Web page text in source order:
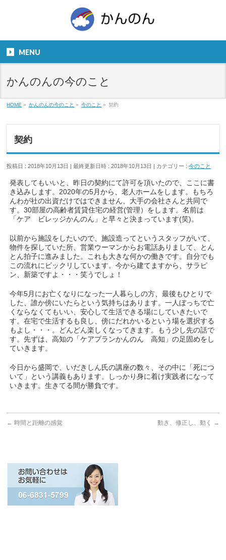
９：００～１８：００
MENU
かんのんの今のこと
HOME » かんのんの今のこと » 今のこと » 契約
契約
投稿日 : 2018年10月13日 最終更新日時 : 2018年10月13日 カテゴリー :今のこと
発表してもいいと、昨日の契約にて許可を頂いたので、ここに書
き込みします。2020年の5月から、老人ホームをします。もちろ
んわが社の出資だけではできません、大手の会社さんと共同で
す。30部屋の高齢者賃貸住宅の経営(管理）をします。名前は
「ケア ビレッジかんのん」と早々と決まっています(笑)。
以前から施設をしたいので、施設造ってというスタッフがいて、
物件を探していた所、営業ウーマンからお電話ありまして、とん
とん拍子に進みました。これも大きな何かの働きです。自分でも
この流れにビックリしています。今から建てますから、サラピ
ン、新築ですよ・・・笑うでしょ！
今年5月にお亡くなりになった一人暮らしの方、最後もひとりで
した、誰か傍にいたらという気持ちはあります。一人ぼっちで亡
くならなくてもいい、安心して生活できる場にしていきたいで
す。在宅で生活するも良し、傍にだれかいるという場を選択する
もよし・・・。どんどん楽しくなってきます。もう少し先の話で
す。先ずは、高知の「ケアプランかんのん 高知」の足固めをし
ていきます。
今日から盛岡で、いだきしん氏の講座の数々、その中に「死につ
いて」という講義もあります。しっかり身に着け実践者になって
いきます。生きてる間が勝負です。
← 時間と距離の感覚 動き、修正し、動く →